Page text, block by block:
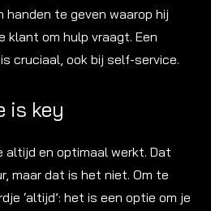
handen te geven waarop hij
om hulp vraagt. Een
cruciaal, ook bij self-service.
is key
altijd en optimaal werkt. Dat
maar dat is het niet. Om te
‘altijd’: het is een optie om je